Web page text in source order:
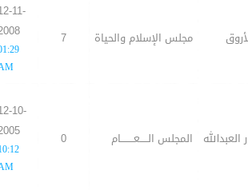
مجلس الإسلام والحياة 7
11-
المجلس الـــــعــــــــام 0
10-